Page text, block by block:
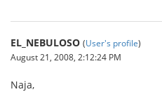
EL_NEBULOSO (User's profile)
August 21, 2008, 2:12:24 PM
Naja,